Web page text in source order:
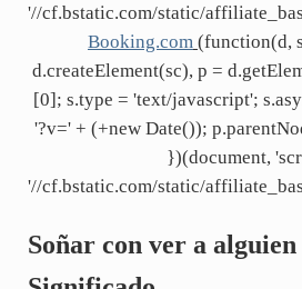
'//cf.bstatic.com/static/
Booking.com (function(d,
d.createElement(sc), p =
[0]; s.type = 'text/javascript';
'?v=' + (+new Date());
})(document,
'//cf.bstatic.com/static/
Soñar con ver a